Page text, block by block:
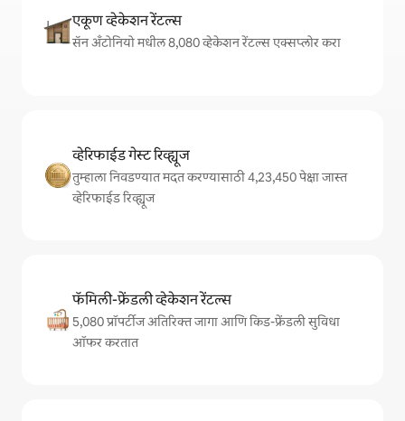
एकूण व्हेकेशन रेंटल्स
सॅन अँटोनियो मधील 8,080 व्हेकेशन रेंटल्स एक्सप्लोर करा
व्हेरिफाईड गेस्ट रिव्ह्यूज
तुम्हाला निवडण्यात मदत करण्यासाठी 4,23,450 पेक्षा जास्त
व्हेरिफाईड रिव्ह्यूज
फॅमिली-फ्रेंडली व्हेकेशन रेंटल्स
5,080 प्रॉपर्टीज अतिरिक्त जागा आणि किड-फ्रेंडली सुविधा
ऑफर करतात